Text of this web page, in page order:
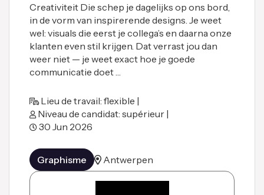
Creativiteit Die schep je dagelijks op ons bord,
in de vorm van inspirerende designs. Je weet
wel: visuals die eerst je collega’s en daarna onze
klanten even stil krijgen. Dat verrast jou dan
weer niet — je weet exact hoe je goede
communicatie doet …
Lieu de travail: flexible |
Niveau de candidat: supérieur |
30 Jun 2026
Graphisme Antwerpen